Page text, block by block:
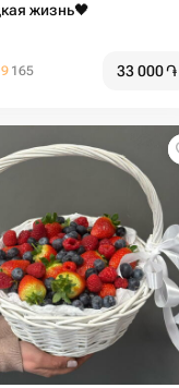
жизнь🖤
165 33 000֏